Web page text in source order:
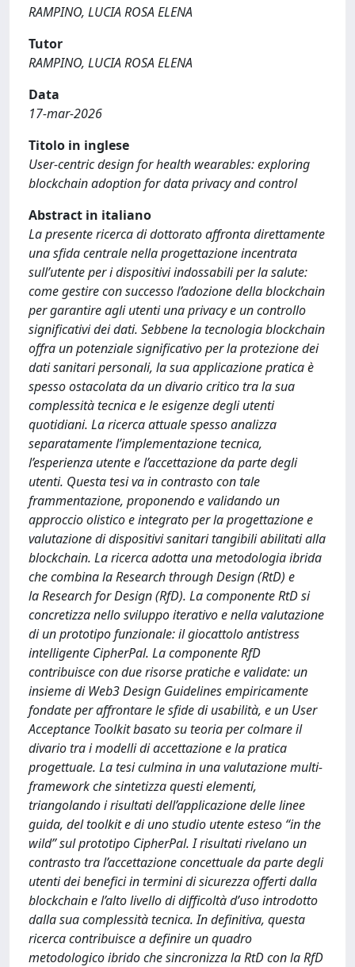
RAMPINO, LUCIA ROSA ELENA
Tutor
RAMPINO, LUCIA ROSA ELENA
Data
17-mar-2026
Titolo in inglese
User-centric design for health wearables: exploring
blockchain adoption for data privacy and control
Abstract in italiano
La presente ricerca di dottorato affronta direttamente
una sfida centrale nella progettazione incentrata
sull’utente per i dispositivi indossabili per la salute:
come gestire con successo l’adozione della blockchain
per garantire agli utenti una privacy e un controllo
significativi dei dati. Sebbene la tecnologia blockchain
offra un potenziale significativo per la protezione dei
dati sanitari personali, la sua applicazione pratica è
spesso ostacolata da un divario critico tra la sua
complessità tecnica e le esigenze degli utenti
quotidiani. La ricerca attuale spesso analizza
separatamente l’implementazione tecnica,
l’esperienza utente e l’accettazione da parte degli
utenti. Questa tesi va in contrasto con tale
frammentazione, proponendo e validando un
approccio olistico e integrato per la progettazione e
valutazione di dispositivi sanitari tangibili abilitati alla
blockchain. La ricerca adotta una metodologia ibrida
che combina la Research through Design (RtD) e
la Research for Design (RfD). La componente RtD si
concretizza nello sviluppo iterativo e nella valutazione
di un prototipo funzionale: il giocattolo antistress
intelligente CipherPal. La componente RfD
contribuisce con due risorse pratiche e validate: un
insieme di Web3 Design Guidelines empiricamente
fondate per affrontare le sfide di usabilità, e un User
Acceptance Toolkit basato su teoria per colmare il
divario tra i modelli di accettazione e la pratica
progettuale. La tesi culmina in una valutazione multi-
framework che sintetizza questi elementi,
triangolando i risultati dell’applicazione delle linee
guida, del toolkit e di uno studio utente esteso “in the
wild” sul prototipo CipherPal. I risultati rivelano un
contrasto tra l’accettazione concettuale da parte degli
utenti dei benefici in termini di sicurezza offerti dalla
blockchain e l’alto livello di difficoltà d’uso introdotto
dalla sua complessità tecnica. In definitiva, questa
ricerca contribuisce a definire un quadro
metodologico ibrido che sincronizza la RtD con la RfD